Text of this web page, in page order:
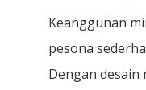
Keanggunan
pesona
Dengan desain